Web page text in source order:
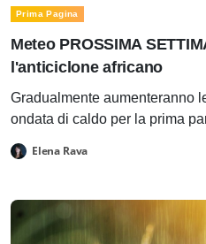
Prima Pagina
Meteo PROSSIMA
l'anticiclone africano
Gradualmente aumenteranno
ondata di caldo per la prima
Elena Rava